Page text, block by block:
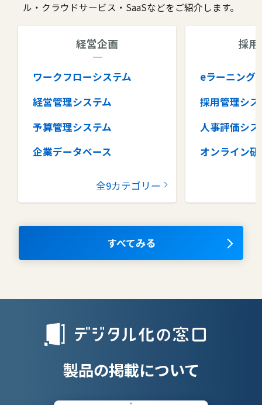
ル・クラウドサービス・SaaSなどをご紹介します。
経営企画
ワークフローシステム
経営管理システム
予算管理システム
企業データベース
コラボレーションツール
ナレッジマネジメントツール
全9カテゴリー
採
eラーニング
採用管理シス
人事評価シ
オンライン研
タレントマ
OKRツール
授業支援シス
すべてみる
製品の掲載について